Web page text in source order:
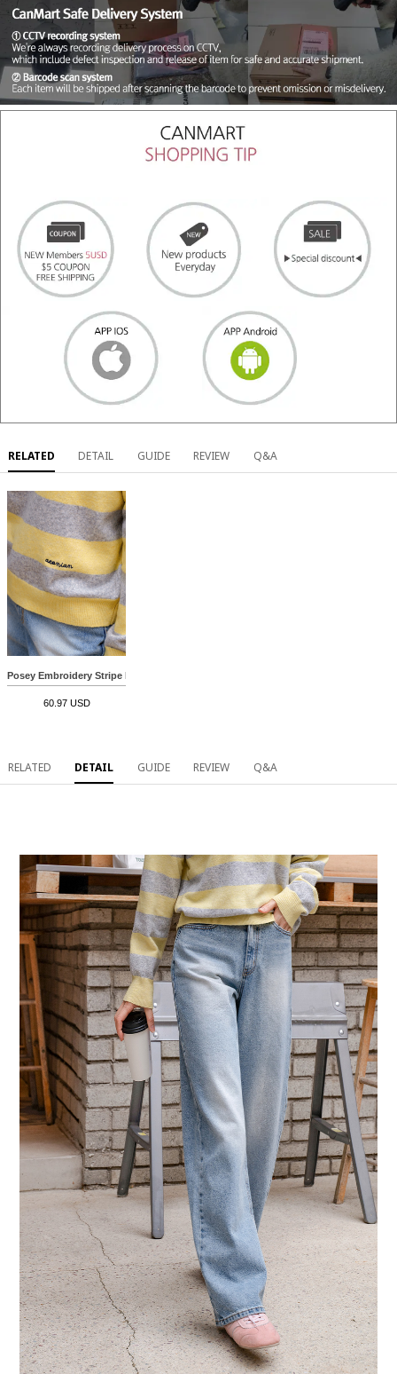
RELATED DETAIL GUIDE REVIEW Q&A
Posey Embroidery Stripe Knitwear
60.97 USD
RELATED DETAIL GUIDE REVIEW Q&A